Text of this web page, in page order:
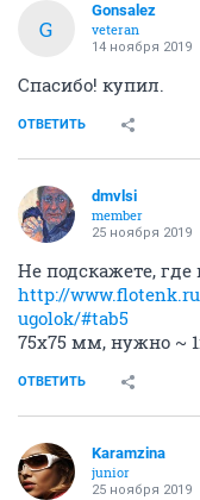
G
Gonsalez
veteran
14 ноября 2019
Спасибо! купил.
ОТВЕТИТЬ
dmvlsi
member
25 ноября 2019
Не подскажете,
http://
ugolok/#tab5
75х75 мм, нужно ~
ОТВЕТИТЬ
Karamzina
junior
25 ноября 2019